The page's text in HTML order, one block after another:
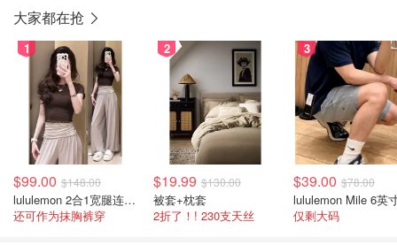
大家都在抢
1
$99.00 $148.00
lululemon 2合1宽腿连体裤 女款
还可作为抹胸裤穿
2
$19.99 $130.00
被套+枕套
2折了！! 230支天丝
3
$39.00 $78.00
仅剩大码